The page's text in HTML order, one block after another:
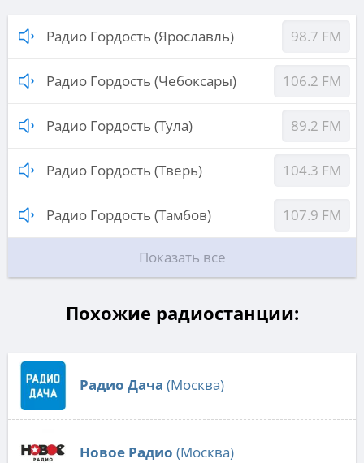
Радио Гордость (Ярославль) 98.7 FM
Радио Гордость (Чебоксары) 106.2 FM
Радио Гордость (Тула) 89.2 FM
Радио Гордость (Тверь) 104.3 FM
Радио Гордость (Тамбов) 107.9 FM
Показать все
Похожие радиостанции:
Радио Дача (Москва)
Новое Радио (Москва)